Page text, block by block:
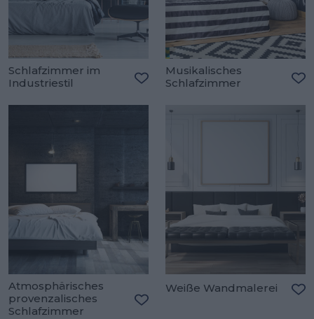
Schlafzimmer im
Industriestil
Musikalisches
Schlafzimmer
Atmosphärisches
provenzalisches
Schlafzimmer
Weiße Wandmalerei